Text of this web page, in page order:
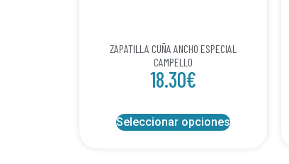
ZAPATILLA CUÑA ANCHO ESPECIAL
CAMPELLO
18.30€
Seleccionar opciones